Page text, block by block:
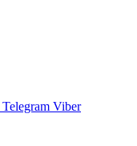
Telegram Viber